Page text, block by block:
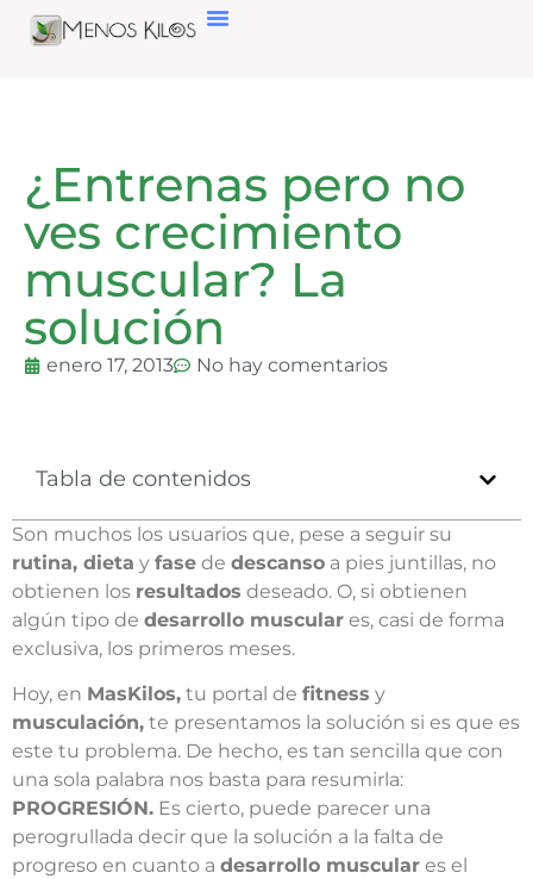
¿Entrenas pero no
ves crecimiento
muscular? La
solución
enero 17, 2013 No hay comentarios
Tabla de contenidos
Son muchos los usuarios que, pese a seguir su
rutina, dieta y fase de descanso a pies juntillas, no
obtienen los resultados deseado. O, si obtienen
algún tipo de desarrollo muscular es, casi de forma
exclusiva, los primeros meses.
Hoy, en MasKilos, tu portal de fitness y
musculación, te presentamos la solución si es que es
este tu problema. De hecho, es tan sencilla que con
una sola palabra nos basta para resumirla:
PROGRESIÓN. Es cierto, puede parecer una
perogrullada decir que la solución a la falta de
progreso en cuanto a desarrollo muscular es el